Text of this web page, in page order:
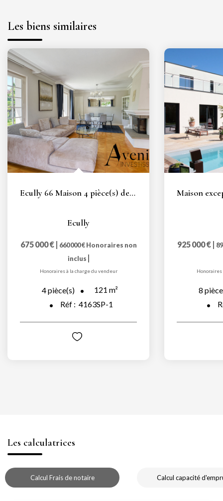
Les biens similaires
Ecully 66 Maison 4 pièce(s) de 121 m2 avec piscine
Ecully
675 000 € | 660 000 € Honoraires non
inclus |
Honoraires à la charge du vendeur
4pièce(s) 121 m²
Réf : 4163SP-1
925 000 € |
Honoraires
8
Les calculatrices
Calcul Frais de notaire Calcul capacité